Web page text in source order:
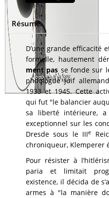
Résumé
D’une grande efficacité
formelle, hautement
ment pas se fonde sur
philologue juif
1933 et 1945. Cette
qui fut "le balancier
sa liberté intérieure,
exceptionnel sur les
Dresde sous le IIIe
chroniqueur, Klemperer
Pour résister à
paria et limitait
existence, il décida de
armes à "la manière